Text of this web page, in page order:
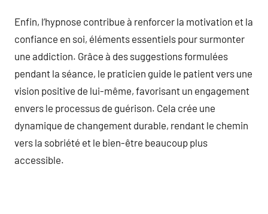
Enfin, l’hypnose contribue à renforcer la motivation et la
confiance en soi, éléments essentiels pour surmonter
une addiction. Grâce à des suggestions formulées
pendant la séance, le praticien guide le patient vers une
vision positive de lui-même, favorisant un engagement
envers le processus de guérison. Cela crée une
dynamique de changement durable, rendant le chemin
vers la sobriété et le bien-être beaucoup plus
accessible.